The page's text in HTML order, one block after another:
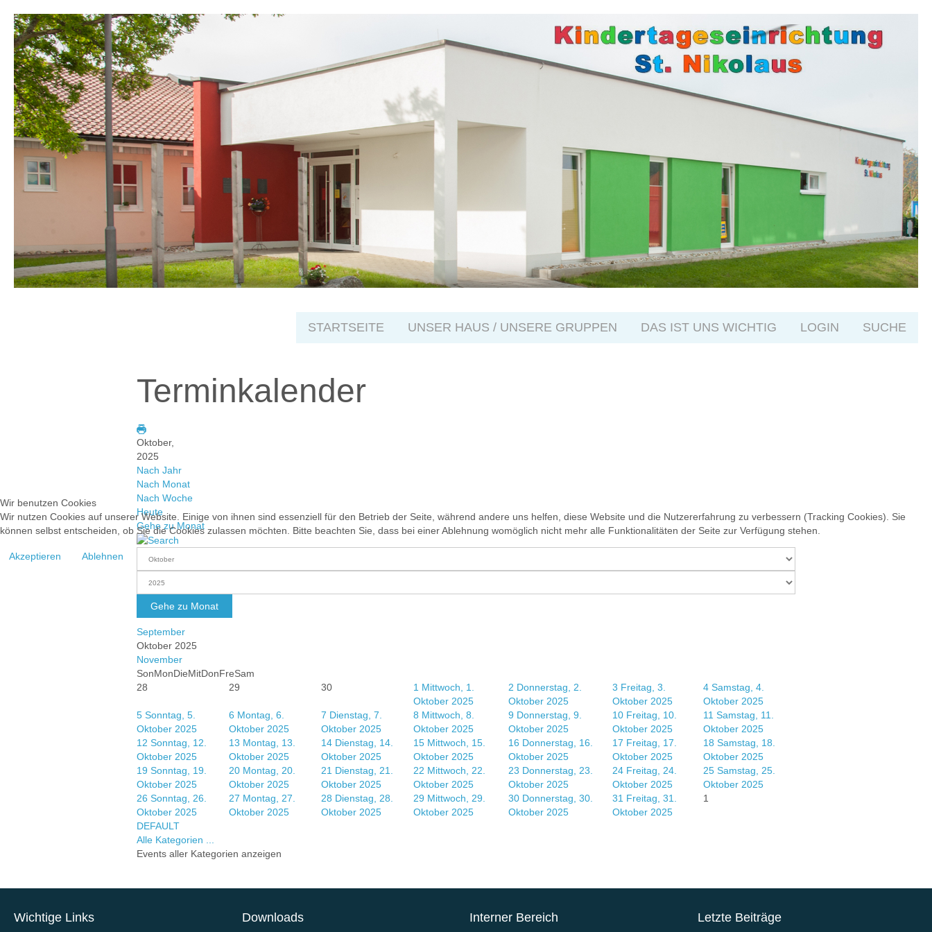
STARTSEITE UNSER HAUS / UNSERE GRUPPEN DAS IST UNS WICHTIG LOGIN SUCHE
Terminkalender
Oktober,
2025
Nach Jahr
Nach Monat
Nach Woche
Heute
Gehe zu Monat
Gehe zu Monat
September
Oktober 2025
November
SonMonDieMitDonFreSam
28
29 30 1 Mittwoch, 1.
Oktober 2025
2 Donnerstag, 2.
Oktober 2025
3 Freitag, 3.
Oktober 2025
4 Samstag, 4.
Oktober 2025
5 Sonntag, 5.
Oktober 2025
6 Montag, 6.
Oktober 2025
7 Dienstag, 7.
Oktober 2025
8 Mittwoch, 8.
Oktober 2025
9 Donnerstag, 9.
Oktober 2025
10 Freitag, 10.
Oktober 2025
11 Samstag, 11.
Oktober 2025
12 Sonntag, 12.
Oktober 2025
13 Montag, 13.
Oktober 2025
14 Dienstag, 14.
Oktober 2025
15 Mittwoch, 15.
Oktober 2025
16 Donnerstag, 16.
Oktober 2025
17 Freitag, 17.
Oktober 2025
18 Samstag, 18.
Oktober 2025
19 Sonntag, 19.
Oktober 2025
20 Montag, 20.
Oktober 2025
21 Dienstag, 21.
Oktober 2025
22 Mittwoch, 22.
Oktober 2025
23 Donnerstag, 23.
Oktober 2025
24 Freitag, 24.
Oktober 2025
25 Samstag, 25.
Oktober 2025
26 Sonntag, 26.
Oktober 2025
27 Montag, 27.
Oktober 2025
28 Dienstag, 28.
Oktober 2025
29 Mittwoch, 29.
Oktober 2025
30 Donnerstag, 30.
Oktober 2025
31 Freitag, 31.
Oktober 2025
1
DEFAULT
Alle Kategorien ...
Events aller Kategorien anzeigen
Wichtige Links Downloads Interner Bereich Letzte Beiträge
Wir benutzen Cookies
Wir nutzen Cookies auf unserer Website. Einige von ihnen sind essenziell für den Betrieb der Seite, während andere uns helfen, diese Website und die Nutzererfahrung zu verbessern (Tracking Cookies). Sie
können selbst entscheiden, ob Sie die Cookies zulassen möchten. Bitte beachten Sie, dass bei einer Ablehnung womöglich nicht mehr alle Funktionalitäten der Seite zur Verfügung stehen.
Akzeptieren Ablehnen